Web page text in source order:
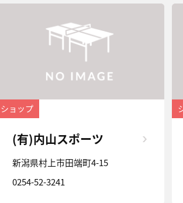
ショップ
(有)内山スポーツ
新潟県村上市田端町4-15
0254-52-3241